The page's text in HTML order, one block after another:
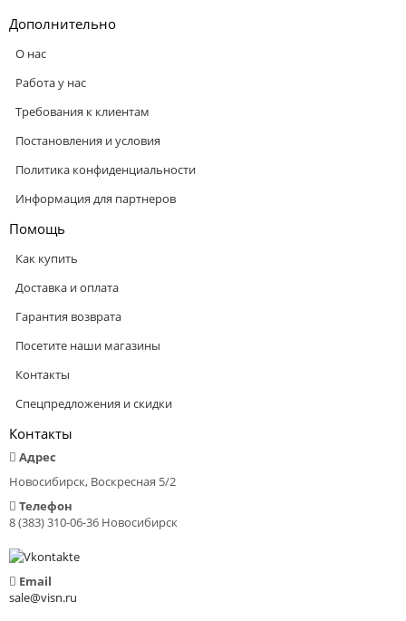
Дополнительно
О нас
Работа у нас
Требования к клиентам
Постановления и условия
Политика конфиденциальности
Информация для партнеров
Помощь
Как купить
Доставка и оплата
Гарантия возврата
Посетите наши магазины
Контакты
Спецпредложения и скидки
Контакты
Адрес
Новосибирск, Воскресная 5/2
Телефон
8 (383) 310-06-36 Новосибирск
Email
sale@visn.ru